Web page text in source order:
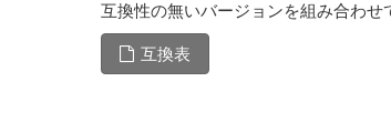
互換性の無いバージョンを組み合わせ
互換表